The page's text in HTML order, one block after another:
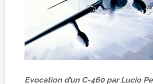
Evocation d’un C-460 par Lucio